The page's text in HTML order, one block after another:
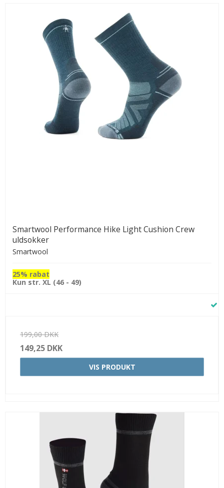
Smartwool Performance Hike Light Cushion Crew
uldsokker
Smartwool
25% rabat
Kun str. XL (46 - 49)
199,00 DKK
149,25 DKK
VIS PRODUKT